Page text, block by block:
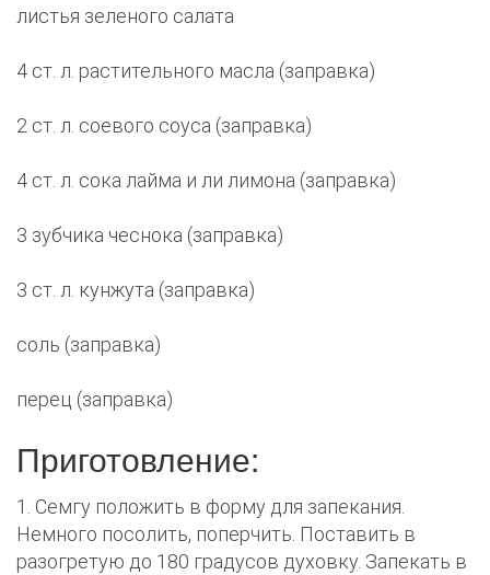
листья зеленого салата
4 ст. л. растительного масла (заправка)
2 ст. л. соевого соуса (заправка)
4 ст. л. сока лайма и ли лимона (заправка)
3 зубчика чеснока (заправка)
3 ст. л. кунжута (заправка)
соль (заправка)
перец (заправка)
Приготовление:
1. Семгу положить в форму для запекания.
Немного посолить, поперчить. Поставить в
разогретую до 180 градусов духовку. Запекать в